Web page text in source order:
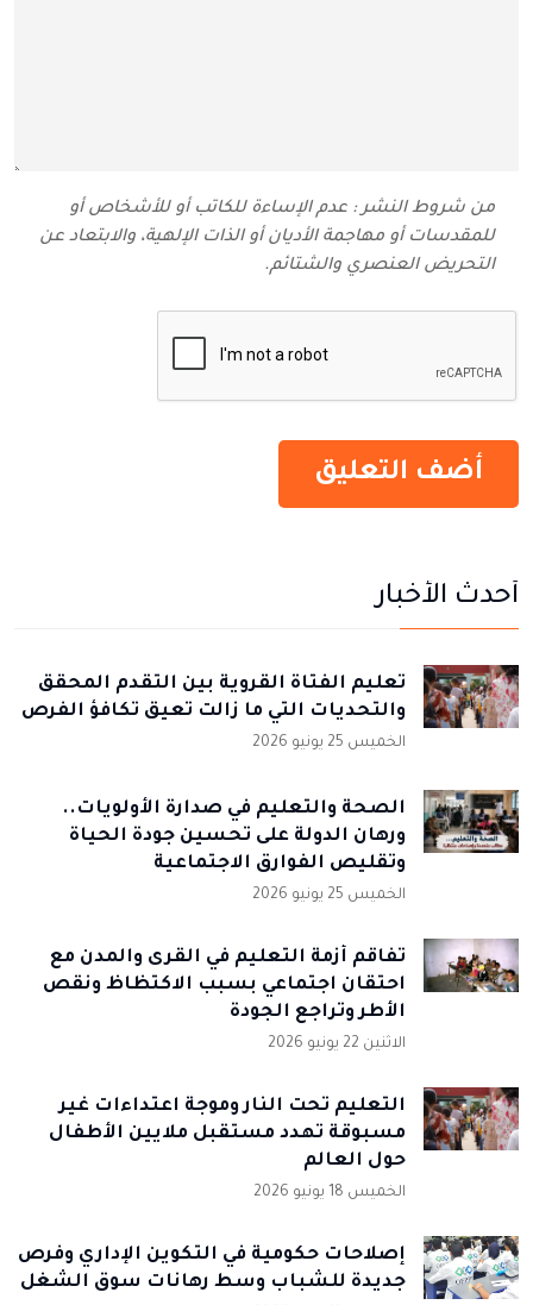
من شروط النشر : عدم الإساءة للكاتب أو للأشخاص أو
للمقدسات أو مهاجمة الأديان أو الذات الإلهية، والابتعاد عن
التحريض العنصري والشتائم‬.
أحدث الأخبار
تعليم الفتاة القروية بين التقدم المحقق
والتحديات التي ما زالت تعيق تكافؤ الفرص
الخميس 25 يونيو 2026
الصحة والتعليم في صدارة الأولويات..
ورهان الدولة على تحسين جودة الحياة
وتقليص الفوارق الاجتماعية
الخميس 25 يونيو 2026
تفاقم أزمة التعليم في القرى والمدن مع
احتقان اجتماعي بسبب الاكتظاظ ونقص
الأطر وتراجع الجودة
الاثنين 22 يونيو 2026
التعليم تحت النار وموجة اعتداءات غير
مسبوقة تهدد مستقبل ملايين الأطفال
حول العالم
الخميس 18 يونيو 2026
إصلاحات حكومية في التكوين الإداري وفرص
جديدة للشباب وسط رهانات سوق الشغل